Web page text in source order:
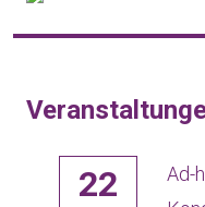
22
Ad-